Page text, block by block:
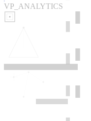
VP_ANALYTICS